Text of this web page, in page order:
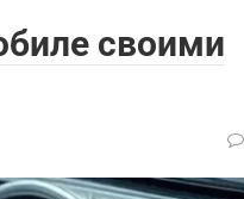
своими